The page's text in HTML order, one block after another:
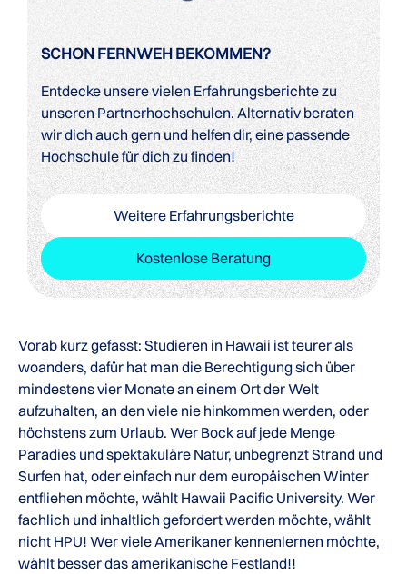
SCHON FERNWEH BEKOMMEN?
Entdecke unsere vielen Erfahrungsberichte zu
unseren Partnerhochschulen. Alternativ beraten
wir dich auch gern und helfen dir, eine passende
Hochschule für dich zu finden!
Weitere Erfahrungsberichte
Kostenlose Beratung
Vorab kurz gefasst: Studieren in Hawaii ist teurer als
woanders, dafür hat man die Berechtigung sich über
mindestens vier Monate an einem Ort der Welt
aufzuhalten, an den viele nie hinkommen werden, oder
höchstens zum Urlaub. Wer Bock auf jede Menge
Paradies und spektakuläre Natur, unbegrenzt Strand und
Surfen hat, oder einfach nur dem europäischen Winter
entfliehen möchte, wählt Hawaii Pacific University. Wer
fachlich und inhaltlich gefordert werden möchte, wählt
nicht HPU! Wer viele Amerikaner kennenlernen möchte,
wählt besser das amerikanische Festland!!